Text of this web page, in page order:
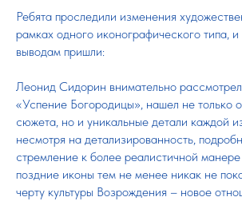
Ребята проследили изменения
рамках одного иконографического типа, и
выводам пришли:
Леонид Сидорин внимательно
«Успение Богородицы», нашел не только
сюжета, но и уникальные детали каждой
несмотря на детализированность,
стремление к более реалистичной
поздние иконы тем не менее никак не
черту культуры Возрождения – новое